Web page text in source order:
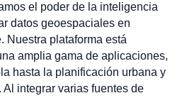
el poder de la inteligencia
datos geoespaciales en
Nuestra plataforma está
amplia gama de aplicaciones,
hasta la planificación urbana y
integrar varias fuentes de